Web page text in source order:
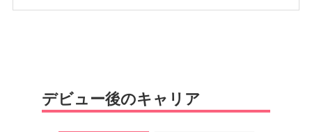
デビュー後のキャリア